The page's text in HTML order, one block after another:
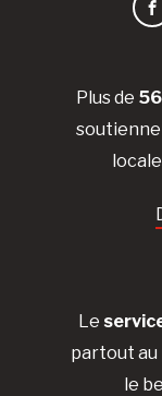
Plus de
Le
partout au
le